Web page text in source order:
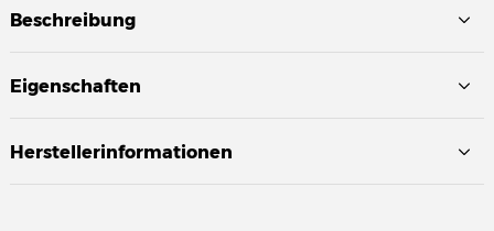
Beschreibung
Eigenschaften
Herstellerinformationen